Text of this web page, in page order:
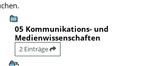
05 Kommunikations- und
Medienwissenschaften
2 Einträge